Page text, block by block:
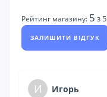
Рейтинг магазину: 5 з 5
ЗАЛИШИТИ ВІДГУК
И Игорь